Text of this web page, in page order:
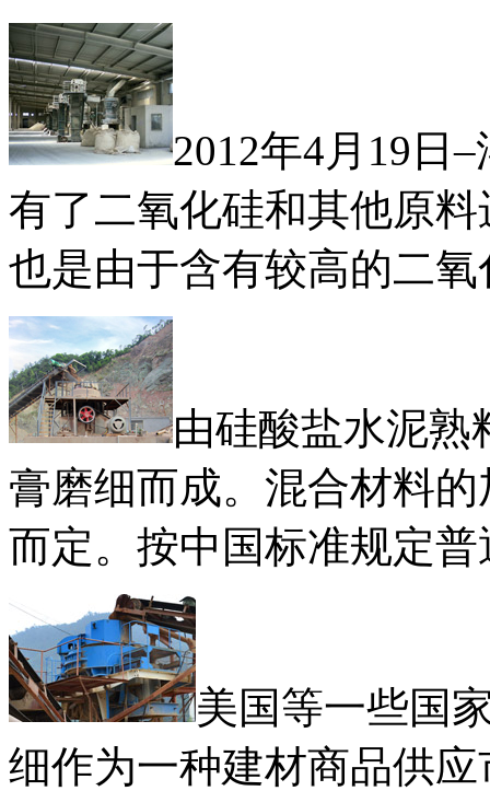
2012年4月19日
有了二氧化硅和其他原
也是由于含有较高的二
由硅酸盐水泥熟
膏磨细而成。混合材料
而定。按中国标准规定
美国等一些国
细作为一种建材商品供